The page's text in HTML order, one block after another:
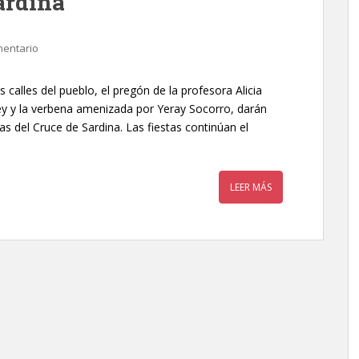
del pueblo, el pregón de la profesora Alicia
y la verbena amenizada por Yeray Socorro, darán
del Cruce de Sardina. Las fiestas continúan el
LEER MÁS